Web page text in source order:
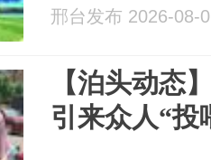
邢台发布 2026-08-
【泊头动态
引来众人“投